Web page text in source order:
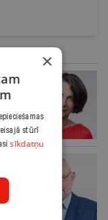
×
stūrī
sīkdatņu